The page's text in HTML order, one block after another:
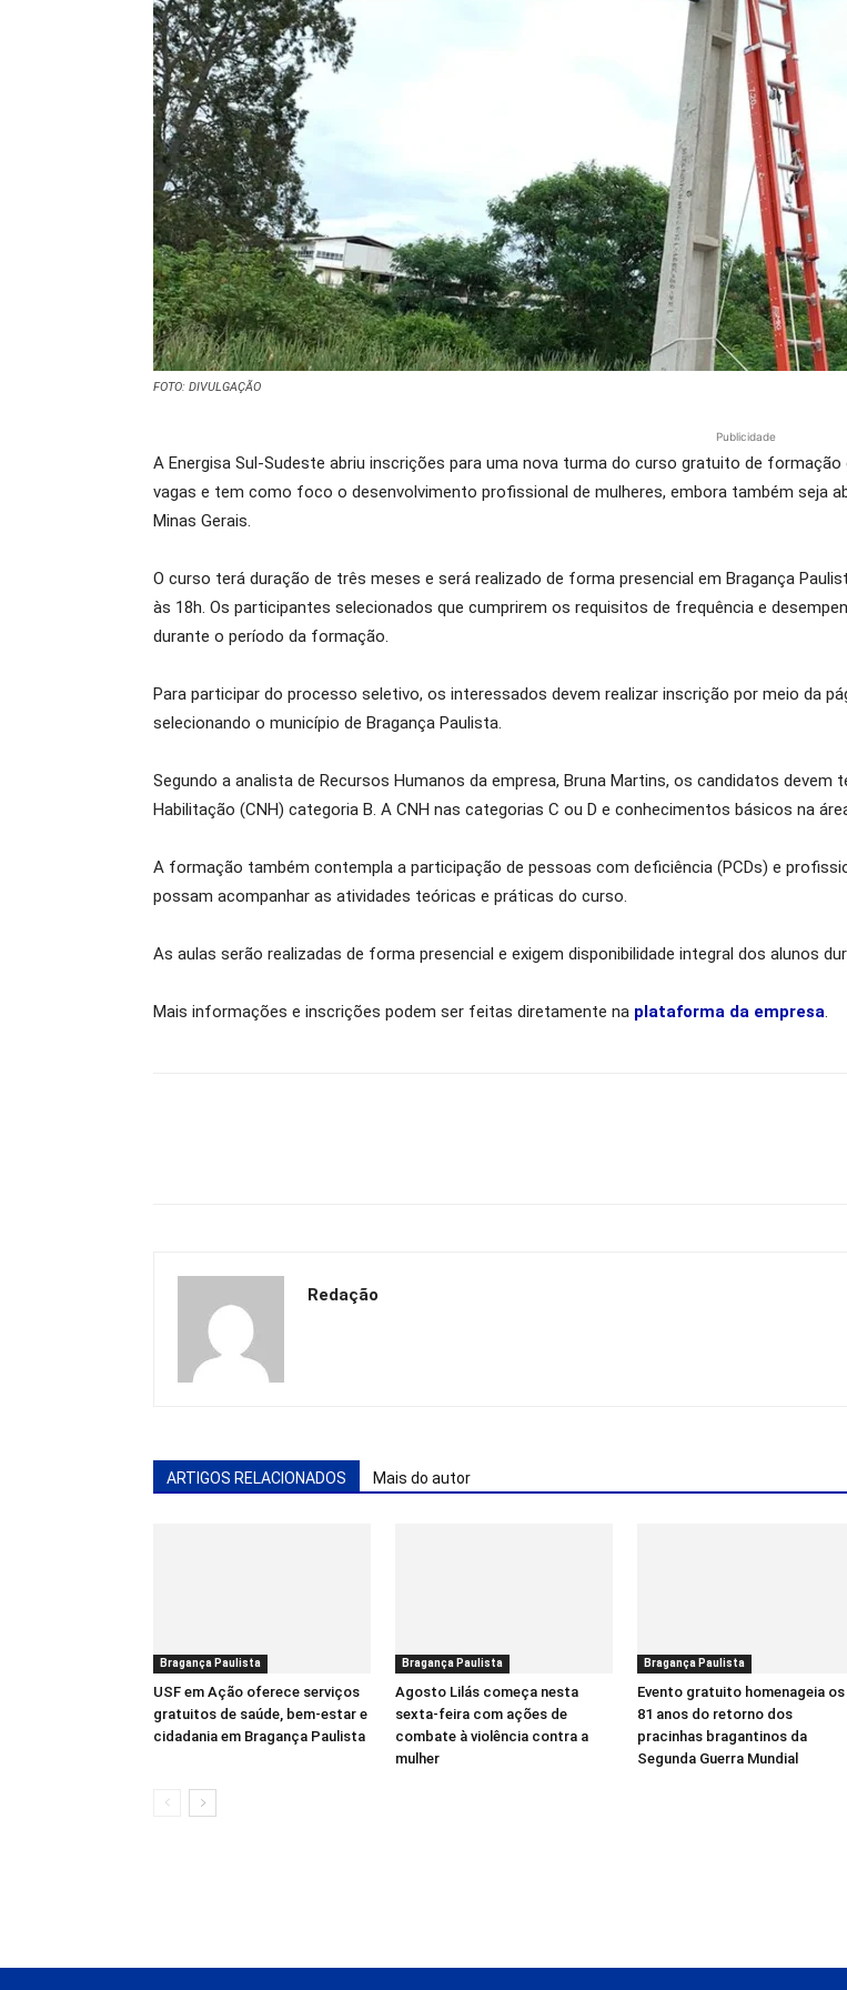
FOTO: DIVULGAÇÃO
Publicidade
A Energisa Sul-Sudeste abriu inscrições para uma nova turma do curso gratuito de
vagas e tem como foco o desenvolvimento profissional de mulheres, embora também seja
Minas Gerais.
O curso terá duração de três meses e será realizado de forma presencial em Bragança
às 18h. Os participantes selecionados que cumprirem os requisitos de frequência e
durante o período da formação.
Para participar do processo seletivo, os interessados devem realizar inscrição por meio da
selecionando o município de Bragança Paulista.
Segundo a analista de Recursos Humanos da empresa, Bruna Martins, os candidatos
Habilitação (CNH) categoria B. A CNH nas categorias C ou D e conhecimentos básicos na
A formação também contempla a participação de pessoas com deficiência (PCDs) e
possam acompanhar as atividades teóricas e práticas do curso.
As aulas serão realizadas de forma presencial e exigem disponibilidade integral dos alunos
Mais informações e inscrições podem ser feitas diretamente na plataforma da empresa.
Redação
ARTIGOS RELACIONADOS Mais do autor
Bragança Paulista
USF em Ação oferece serviços
gratuitos de saúde, bem-estar e
cidadania em Bragança Paulista
Bragança Paulista
Agosto Lilás começa nesta
sexta-feira com ações de
combate à violência contra a
mulher
Bragança Paulista
Evento gratuito homenageia os
81 anos do retorno dos
pracinhas bragantinos da
Segunda Guerra Mundial